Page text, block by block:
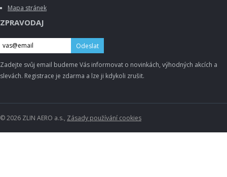
Mapa stránek
ZPRAVODAJ
Odeslat
Zadejte svůj email budeme Vás informovat o novinkách, výhodných akcích a
slevách. Registrace je zdarma a lze ji kdykoli zrušit.
© 2026 ZLIN AERO a.s., Zásady používání cookies